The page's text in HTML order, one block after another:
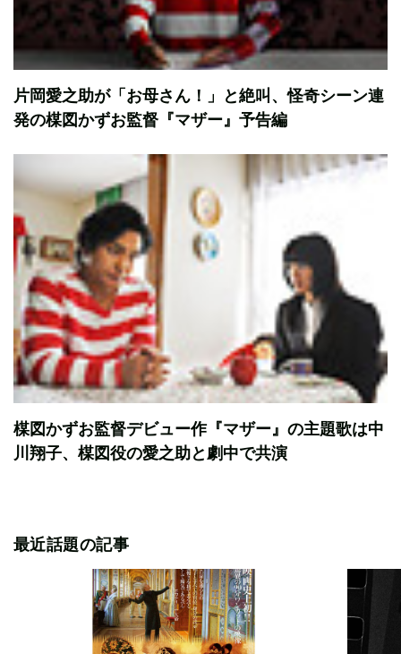
片岡愛之助が「お母さん！」と絶叫、怪奇シーン連
発の楳図かずお監督『マザー』予告編
楳図かずお監督デビュー作『マザー』の主題歌は中
川翔子、楳図役の愛之助と劇中で共演
最近話題の記事